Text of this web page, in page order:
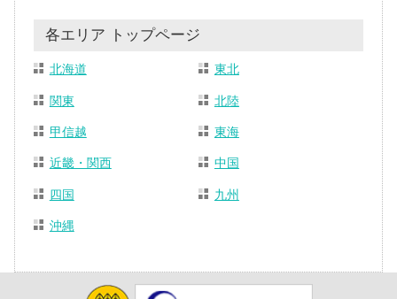
各エリア トップページ
北海道 東北
関東 北陸
甲信越 東海
近畿・関西 中国
四国 九州
沖縄